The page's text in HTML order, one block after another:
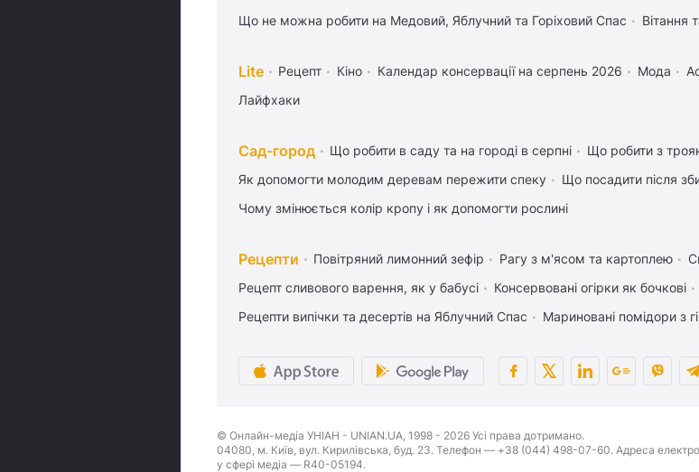
Що не можна робити на Медовий, Яблучний та Горіховий Спас
Вітання
Lite Рецепт Кіно Календар консервації на серпень 2026 Мода
Лайфхаки
Сад-город Що робити в саду та на городі в серпні Що робити з
Як допомогти молодим деревам пережити спеку
Що посадити після
Чому змінюється колір кропу і як допомогти рослині
Рецепти Повітряний лимонний зефір Рагу з м'ясом та картоплею
Рецепт сливового варення, як у бабусі
Консервовані огірки як бочкові
Рецепти випічки та десертів на Яблучний Спас
Мариновані помідори з
© Онлайн-медіа УНІАН - UNIAN.UA, 1998 - 2026 Усі права дотримано.
04080, м. Київ, вул. Кирилівська, буд. 23. Телефон — +38 (044) 498-07-60. Адреса
у сфері медіа — R40-05194.